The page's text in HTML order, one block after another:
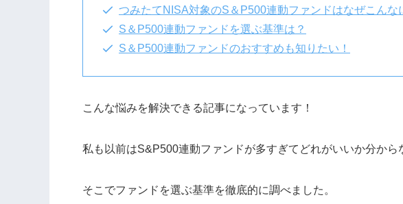
つみたてNISA対象のS＆P500連動ファンドはなぜこんな
S＆P500連動ファンドを選ぶ基準は？
S＆P500連動ファンドのおすすめも知りたい！
こんな悩みを解決できる記事になっています！
私も以前はS&P500連動ファンドが多すぎてどれがいいか分から
そこでファンドを選ぶ基準を徹底的に調べました。